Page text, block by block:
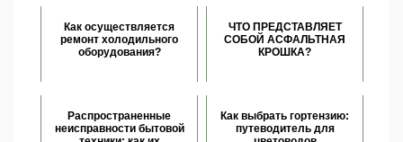
Как осуществляется
ремонт холодильного
оборудования?
ЧТО ПРЕДСТАВЛЯЕТ
СОБОЙ АСФАЛЬТНАЯ
КРОШКА?
Распространенные
неисправности бытовой
Как выбрать гортензию:
путеводитель для